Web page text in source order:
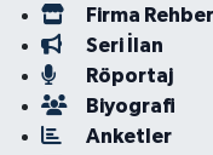
Firma
Seri İlan
Röportaj
Biyografi
Anketler